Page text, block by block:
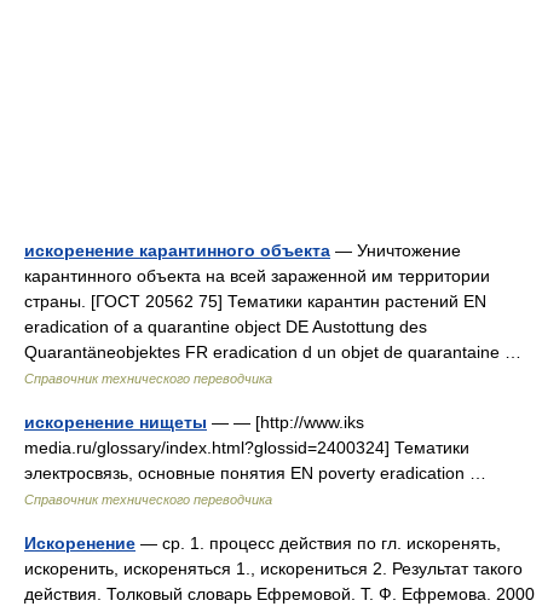
искоренение карантинного объекта — Уничтожение
карантинного объекта на всей зараженной им территории
страны. [ГОСТ 20562 75] Тематики карантин растений EN
eradication of a quarantine object DE Austottung des
Quarantäneobjektes FR eradication d un objet de quarantaine …
Справочник технического переводчика
искоренение нищеты — — [http://www.iks
media.ru/glossary/index.html?glossid=2400324] Тематики
электросвязь, основные понятия EN poverty eradication …
Справочник технического переводчика
Искоренение — ср. 1. процесс действия по гл. искоренять,
искоренить, искореняться 1., искорениться 2. Результат такого
действия. Толковый словарь Ефремовой. Т. Ф. Ефремова. 2000